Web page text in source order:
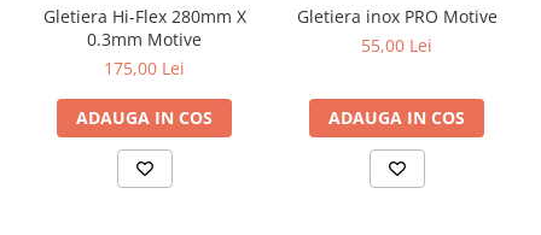
Folie pentru protectie mobila
Manusi pentru protectie
Saci pentru menaj
Elemente pentru prindere si fixare
Chingi si cordeline
Gletiera Hi-Flex 280mm X
0.3mm Motive
175,00 Lei
ADAUGA IN COS
Gletiera inox PRO Motive
55,00 Lei
ADAUGA IN COS